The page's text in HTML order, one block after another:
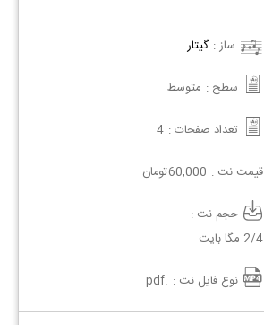
ساز : گیتار
سطح : متوسط
تعداد صفحات : 4
قیمت نت : 60,000تومان
حجم نت :
2/4 مگا بایت
نوع فایل نت : .pdf